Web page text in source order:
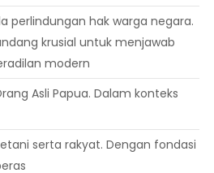
perlindungan hak warga negara.
krusial untuk menjawab
modern
Asli Papua. Dalam konteks
serta rakyat. Dengan fondasi